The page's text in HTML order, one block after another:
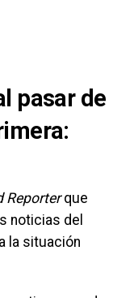
pasar de
Reporterque
noticias del
la situación